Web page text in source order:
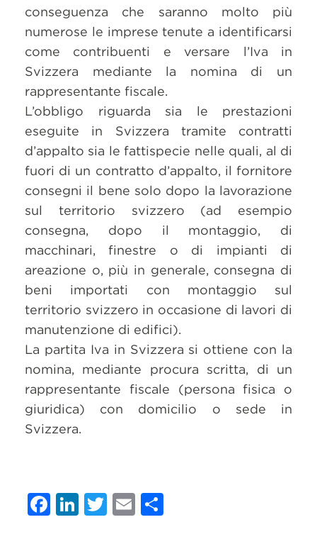
conseguenza che saranno molto più
numerose le imprese tenute a identificarsi
come contribuenti e versare l’Iva in
Svizzera mediante la nomina di un
rappresentante fiscale.
L’obbligo riguarda sia le prestazioni
eseguite in Svizzera tramite contratti
d’appalto sia le fattispecie nelle quali, al di
fuori di un contratto d’appalto, il fornitore
consegni il bene solo dopo la lavorazione
sul territorio svizzero (ad esempio
consegna, dopo il montaggio, di
macchinari, finestre o di impianti di
areazione o, più in generale, consegna di
beni importati con montaggio sul
territorio svizzero in occasione di lavori di
manutenzione di edifici).
La partita Iva in Svizzera si ottiene con la
nomina, mediante procura scritta, di un
rappresentante fiscale (persona fisica o
giuridica) con domicilio o sede in
Svizzera.
Facebook
LinkedIn
Twitter
Email